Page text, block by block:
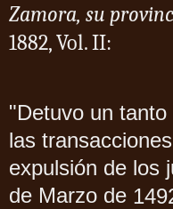
Zamora, su
1882, Vol. II:
"Detuvo un
las
expulsión de los
de Marzo de